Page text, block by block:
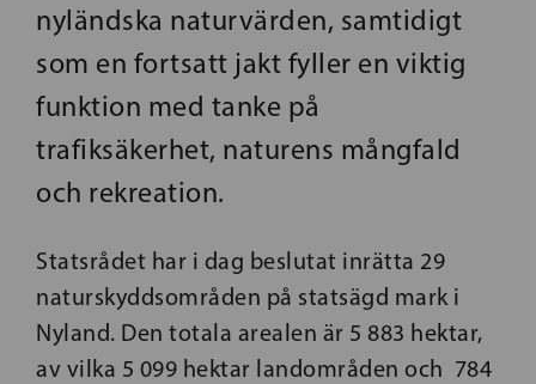
nyländska naturvärden, samtidigt
som en fortsatt jakt fyller en viktig
funktion med tanke på
trafiksäkerhet, naturens mångfald
och rekreation.
Statsrådet har i dag beslutat inrätta 29
naturskyddsområden på statsägd mark i
Nyland. Den totala arealen är 5 883 hektar,
av vilka 5 099 hektar landområden och 784